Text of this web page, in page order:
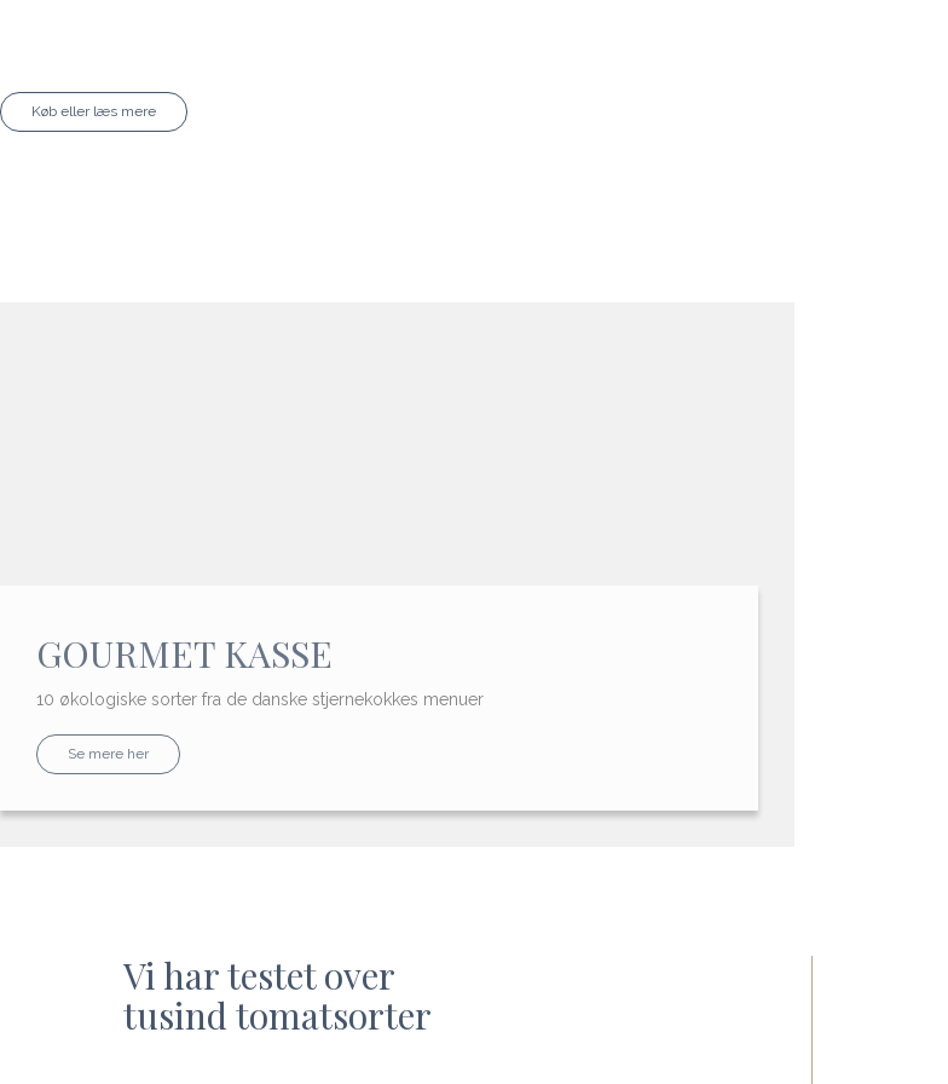
Køb eller læs mere
GOURMET KASSE
10 økologiske sorter fra de danske stjernekokkes menuer
Se mere her
Vi har testet over
tusind tomatsorter